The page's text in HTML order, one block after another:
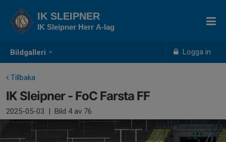
Bildgalleri Logga in
IK SLEIPNER
IK Sleipner Herr A-lag
Tillbaka
IK Sleipner - FoC Farsta FF
2025-05-03 | Bild 4av 76